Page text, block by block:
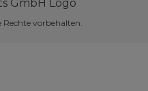
vorbehalten.